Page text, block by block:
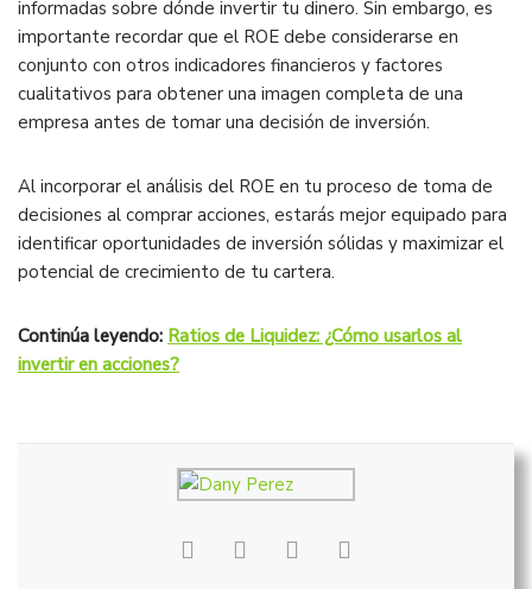
informadas sobre dónde invertir tu dinero. Sin embargo, es
importante recordar que el ROE debe considerarse en
conjunto con otros indicadores financieros y factores
cualitativos para obtener una imagen completa de una
empresa antes de tomar una decisión de inversión.
Al incorporar el análisis del ROE en tu proceso de toma de
decisiones al comprar acciones, estarás mejor equipado para
identificar oportunidades de inversión sólidas y maximizar el
potencial de crecimiento de tu cartera.
Continúa leyendo: Ratios de Liquidez: ¿Cómo usarlos al
invertir en acciones?